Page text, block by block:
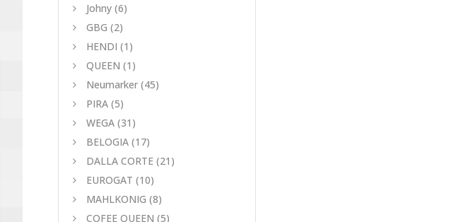
Johny (6)
GBG (2)
HENDI (1)
QUEEN (1)
Neumarker (45)
PIRA (5)
WEGA (31)
BELOGIA (17)
DALLA CORTE (21)
EUROGAT (10)
MAHLKONIG (8)
COFEE QUEEN (5)